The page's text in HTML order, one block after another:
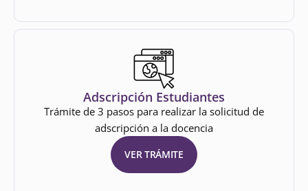
Adscripción Estudiantes
Trámite de 3 pasos para realizar la solicitud de
adscripción a la docencia
VER TRÁMITE